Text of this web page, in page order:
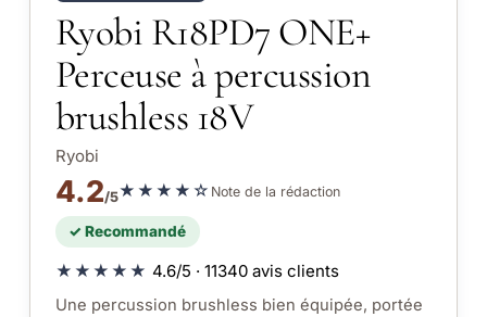
Ryobi R18PD7 ONE+
Perceuse à percussion
brushless 18V
Ryobi
4.2/5★★★★☆ Note de la rédaction
✓ Recommandé
★★★★★ 4.6/5 · 11340 avis clients
Une percussion brushless bien équipée, portée